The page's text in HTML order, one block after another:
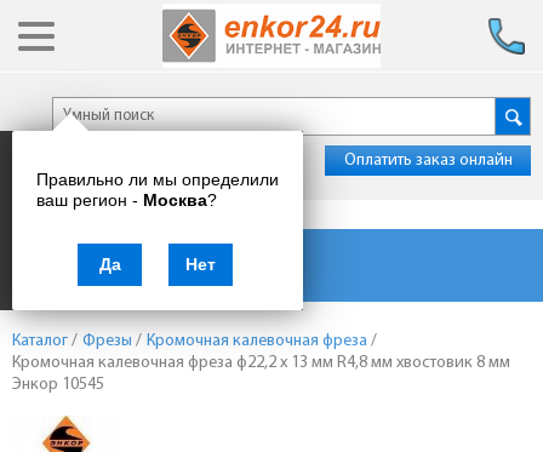
Правильно ли мы определили
ваш регион - Москва?
Да Нет
Оплатить заказ онлайн
Каталог товаров
Каталог / Фрезы / Кромочная калевочная фреза /
Кромочная калевочная фреза ф22,2 x 13 мм R4,8 мм хвостовик 8 мм
Энкор 10545